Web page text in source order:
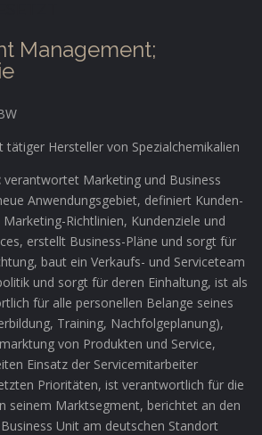
Management;
tätiger Hersteller von Spezialchemikalien
verantwortet Marketing und Business
Anwendungsgebiet, definiert Kunden-
Richtlinien, Kundenziele und
erstellt Business-Pläne und sorgt für
baut ein Verkaufs- und Serviceteam
und sorgt für deren Einhaltung, ist als
für alle personellen Belange seines
Training, Nachfolgeplanung),
von Produkten und Service,
Einsatz der Servicemitarbeiter
Prioritäten, ist verantwortlich für die
seinem Marktsegment, berichtet an den
Unit am deutschen Standort